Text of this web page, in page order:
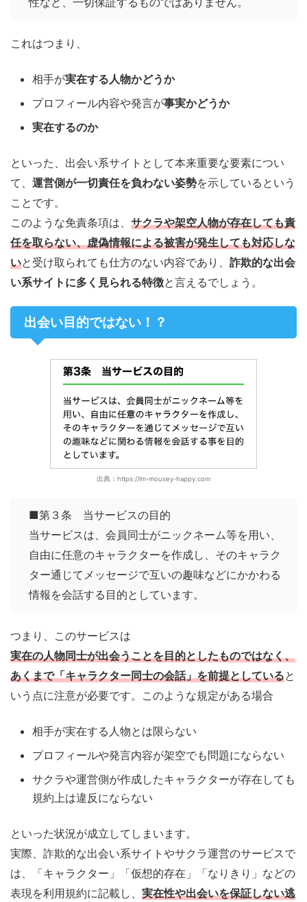
これはつまり、
相手が実在する人物かどうか
プロフィール内容や発言が事実かどうか
実在するのか
といった、出会い系サイトとして本来重要な要素につい
て、 運営側が一切責任を負わない姿勢を示しているという
ことです。
このような免責条項は、 サクラや架空人物が存在しても責
任を取らない、虚偽情報による被害が発生しても対応しな
いと受け取られても仕方のない内容であり、 詐欺的な出会
い系サイトに多く見られる特徴と言えるでしょう。
出会い目的ではない！？
出典：https://lm-mousey-happy.com
■第３条 当サービスの目的
当サービスは、会員同士がニックネーム等を用い、
自由に任意のキャラクターを作成し、そのキャラク
ター通じてメッセージで互いの趣味などにかかわる
情報を会話する目的としています。
つまり、このサービスは
実在の人物同士が出会うことを目的としたものではなく、
あくまで「キャラクター同士の会話」を前提としていると
いう点に注意が必要です。このような規定がある場合
相手が実在する人物とは限らない
プロフィールや発言内容が架空でも問題にならない
サクラや運営側が作成したキャラクターが存在しても
規約上は違反にならない
といった状況が成立してしまいます。
実際、詐欺的な出会い系サイトやサクラ運営のサービスで
は、「キャラクター」「仮想的存在」「なりきり」などの
表現を利用規約に記載し、 実在性や出会いを保証しない逃